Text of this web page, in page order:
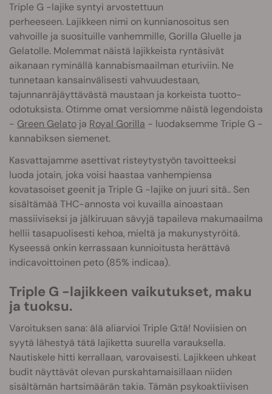
Triple G -lajike syntyi arvostettuun
perheeseen. Lajikkeen nimi on kunnianosoitus sen
vahvoille ja suosituille vanhemmille, Gorilla Gluelle ja
Gelatolle. Molemmat näistä lajikkeista ryntäsivät
aikanaan ryminällä kannabismaailman eturiviin. Ne
tunnetaan kansainvälisesti vahvuudestaan,
tajunnanräjäyttävästä maustaan ja korkeista tuotto-
odotuksista. Otimme omat versiomme näistä legendoista
- Green Gelato ja Royal Gorilla - luodaksemme Triple G -
kannabiksen siemenet.
Kasvattajamme asettivat risteytystyön tavoitteeksi
luoda jotain, joka voisi haastaa vanhempiensa
kovatasoiset geenit ja Triple G -lajike on juuri sitä.. Sen
sisältämää THC-annosta voi kuvailla ainoastaan
massiiviseksi ja jälkiruuan sävyjä tapaileva makumaailma
hellii tasapuolisesti kehoa, mieltä ja makunystyröitä.
Kyseessä onkin kerrassaan kunnioitusta herättävä
indicavoittoinen peto (85% indicaa).
Triple G -lajikkeen vaikutukset, maku
ja tuoksu.
Varoituksen sana: älä aliarvioi Triple G:tä! Noviisien on
syytä lähestyä tätä lajiketta suurella varauksella.
Nautiskele hitti kerrallaan, varovaisesti. Lajikkeen uhkeat
budit näyttävät olevan purskahtamaisillaan niiden
sisältämän hartsimäärän takia. Tämän psykoaktiivisen